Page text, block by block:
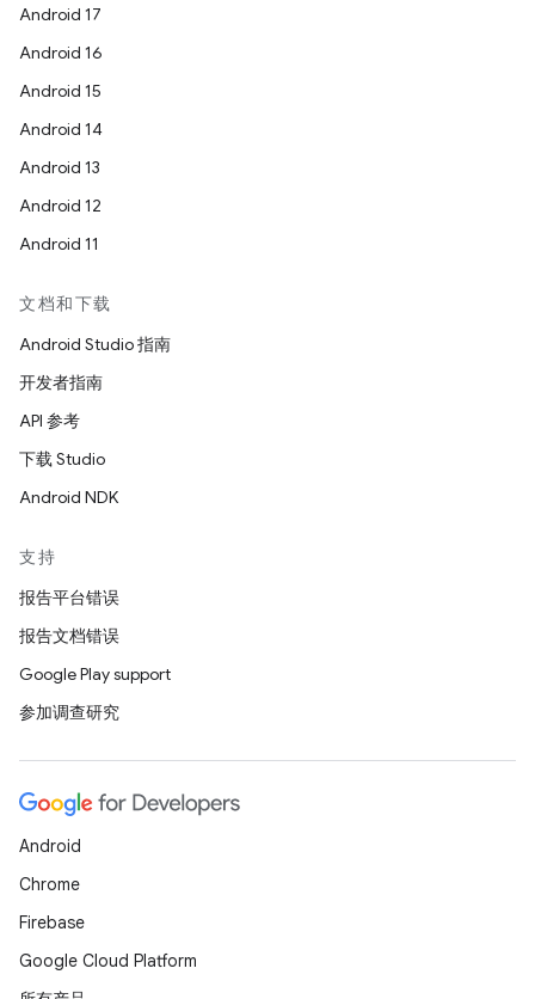
Android 17
Android 16
Android 15
Android 14
Android 13
Android 12
Android 11
文档和下载
Android Studio 指南
开发者指南
API 参考
下载 Studio
Android NDK
支持
报告平台错误
报告文档错误
Google Play support
参加调查研究
Android
Chrome
Firebase
Google Cloud Platform